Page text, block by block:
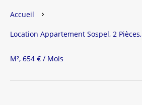
Accueil
Location Appartement Sospel, 2
M², 654 € / Mois